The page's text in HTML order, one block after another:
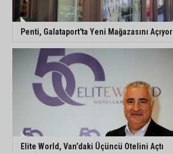
Penti, Galataport'ta Yeni Mağazasını Açıyor
Elite World, Van’daki Üçüncü Otelini Açtı